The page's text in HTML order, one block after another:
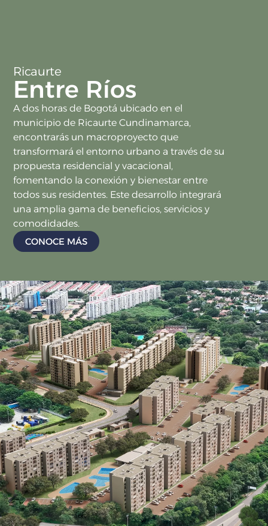
Ricaurte
Entre Ríos
A dos horas de Bogotá ubicado en el
municipio de Ricaurte Cundinamarca,
encontrarás un macroproyecto que
transformará el entorno urbano a través de su
propuesta residencial y vacacional,
fomentando la conexión y bienestar entre
todos sus residentes. Este desarrollo integrará
una amplia gama de beneficios, servicios y
comodidades.
CONOCE MÁS